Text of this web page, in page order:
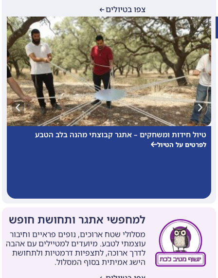
טיול חידות ומשחקים – אתגר קבוצתי מהנה בלב הטבע
לפרטים על הטיול
צפו בטיולים
למחפשי אתגר ותחושת חופש
מסלולי שטח ארוכים, נופים פראיים וחיבור
עוצמתי לטבע. מיועדים למטיילים עם אהבה
לדרך ארוכה, לתצפיות דרמטיות ולתחושת
הישג אמיתית בסוף המסלול.